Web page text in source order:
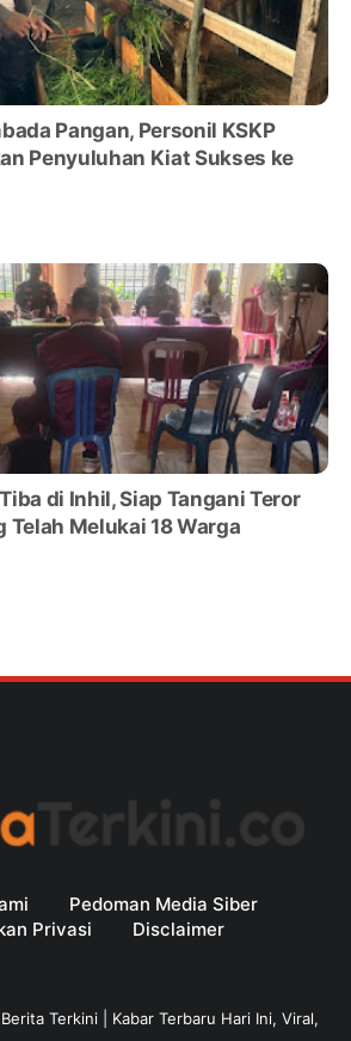
Pangan, Personil KSKP
Penyuluhan Kiat Sukses ke
di Inhil, Siap Tangani Teror
Telah Melukai 18 Warga
Pedoman Media Siber
Privasi
Disclaimer
Berita Terkini | Kabar Terbaru Hari Ini, Viral,